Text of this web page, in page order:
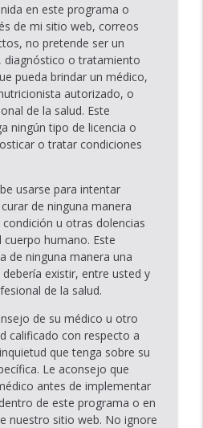
en este programa o
de mi sitio web, correos
no pretende ser un
diagnóstico o tratamiento
pueda brindar un médico,
autorizado, o
de la salud. Este
ningún tipo de licencia o
o tratar condiciones
usarse para intentar
de ninguna manera
u otras dolencias
humano. Este
de ninguna manera una
existir, entre usted y
de la salud.
de su médico u otro
calificado con respecto a
que tenga sobre su
Le aconsejo que
antes de implementar
de este programa o en
nuestro sitio web. No ignore